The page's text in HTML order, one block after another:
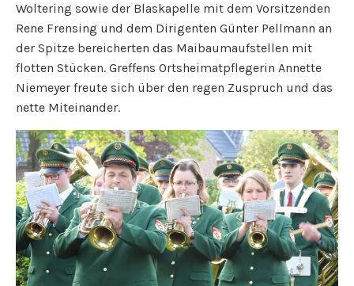
Woltering sowie der Blaskapelle mit dem Vorsitzenden
Rene Frensing und dem Dirigenten Günter Pellmann an
der Spitze bereicherten das Maibaumaufstellen mit
flotten Stücken. Greffens Ortsheimatpflegerin Annette
Niemeyer freute sich über den regen Zuspruch und das
nette Miteinander.